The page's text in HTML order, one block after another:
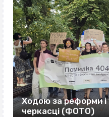
Ходою за реформи і
черкасці (ФОТО)